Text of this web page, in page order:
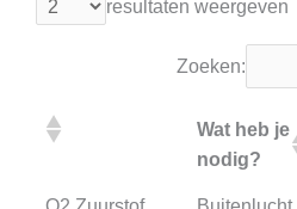
resultaten weergeven
Zoeken:
Wat heb je
nodig?
Wat heb je